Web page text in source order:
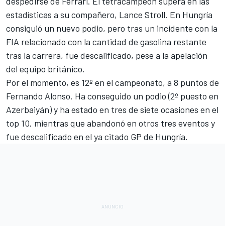
estadísticas a su compañero, Lance Stroll. En Hungría
consiguió un nuevo podio, pero tras un incidente con la
FIA relacionado con la cantidad de gasolina restante
tras la carrera, fue descalificado, pese a la apelación
del equipo británico.
Por el momento, es 12º en el campeonato, a 8 puntos de
Fernando Alonso. Ha conseguido un podio (2º puesto en
Azerbaiyán) y ha estado en tres de siete ocasiones en el
top 10, mientras que abandonó en otros tres eventos y
fue descalificado en el ya citado GP de Hungría.